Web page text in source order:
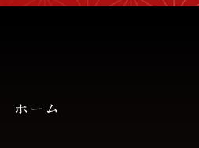
ホーム